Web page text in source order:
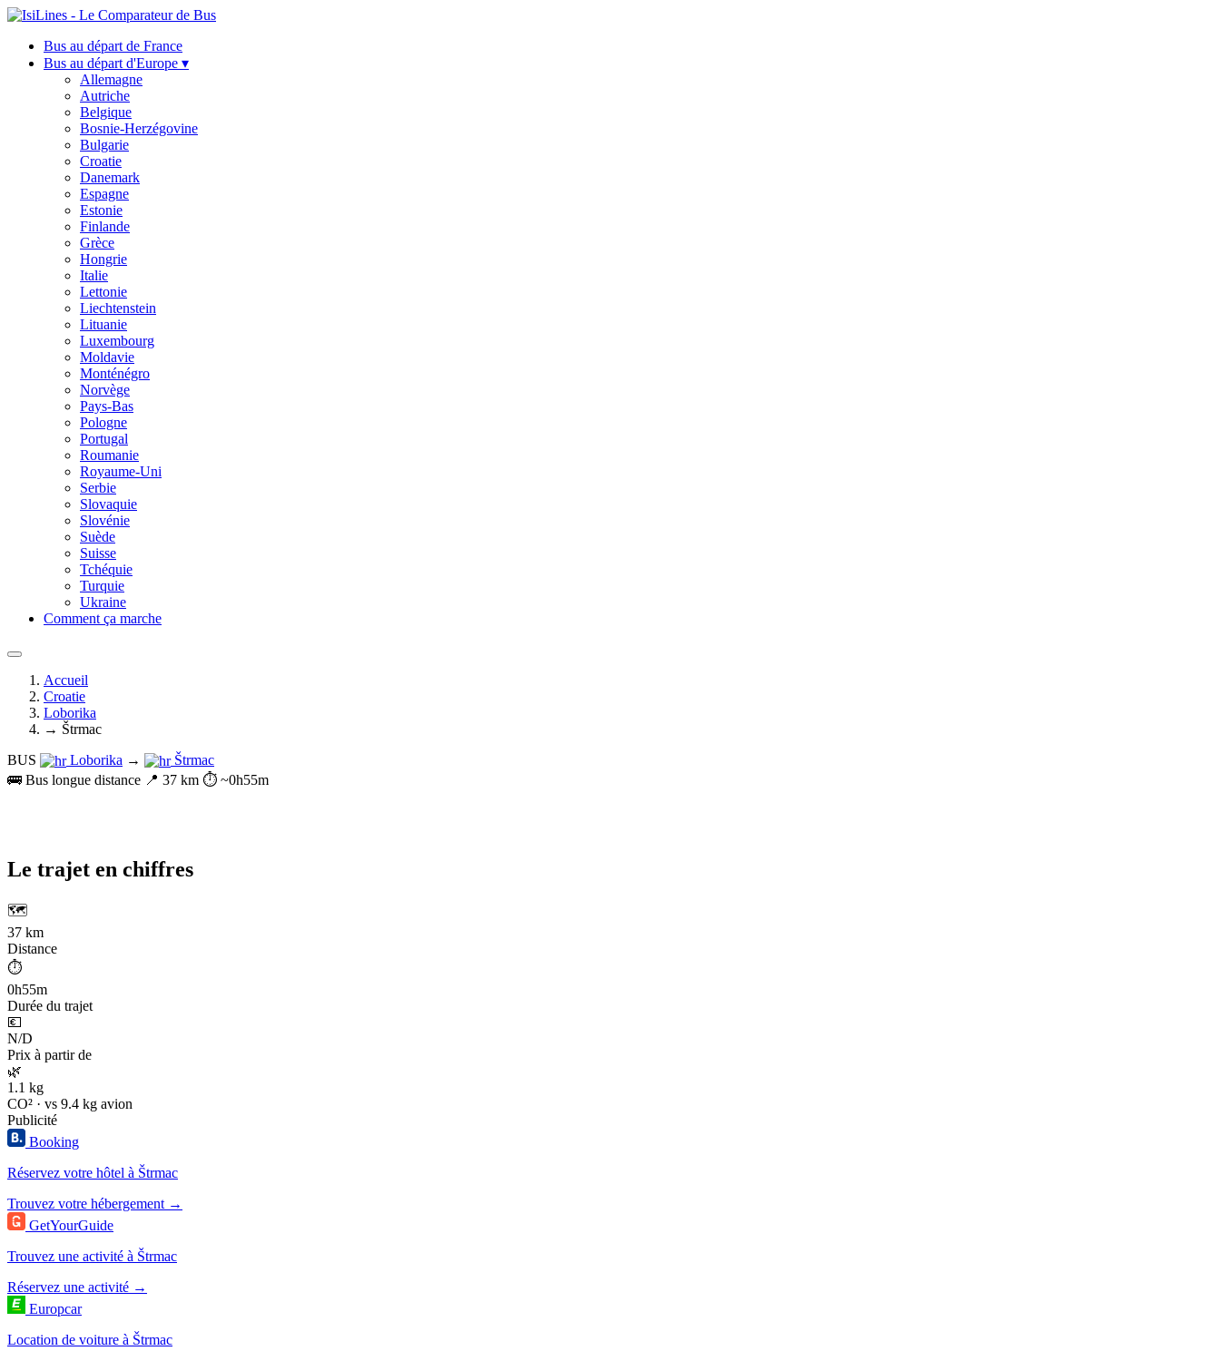
Bus au départ de France
Bus au départ d'Europe ▾
Allemagne
Autriche
Belgique
Bosnie-Herzégovine
Bulgarie
Croatie
Danemark
Espagne
Estonie
Finlande
Grèce
Hongrie
Italie
Lettonie
Liechtenstein
Lituanie
Luxembourg
Moldavie
Monténégro
Norvège
Pays-Bas
Pologne
Portugal
Roumanie
Royaume-Uni
Serbie
Slovaquie
Slovénie
Suède
Suisse
Tchéquie
Turquie
Ukraine
Comment ça marche
Accueil
Croatie
Loborika
→ Štrmac
BUS
Loborika →
Štrmac
🚌 Bus longue distance 📍 37 km ⏱️ ~0h55m
Le trajet en chiffres
🗺️
37 km
Distance
⏱️
0h55m
Durée du trajet
💶
N/D
Prix à partir de
🌿
1.1 kg
CO² · vs 9.4 kg avion
Publicité
Booking
Réservez votre hôtel à Štrmac
Trouvez votre hébergement →
GetYourGuide
Trouvez une activité à Štrmac
Réservez une activité →
Europcar
Location de voiture à Štrmac